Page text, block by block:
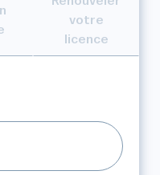
votre
licence